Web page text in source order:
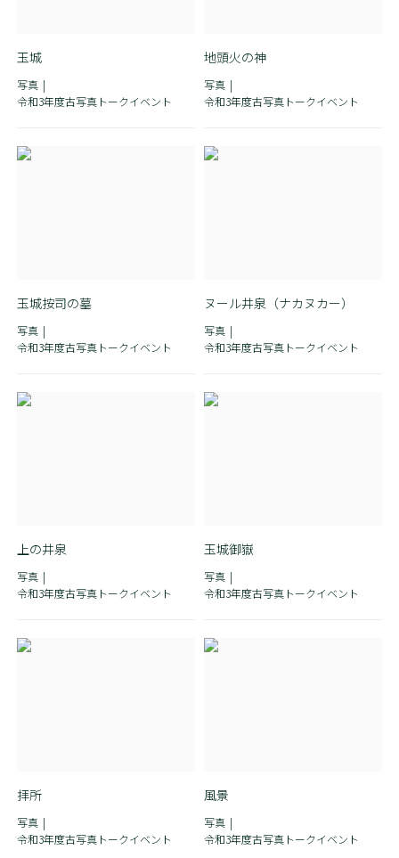
玉城
写真
令和3年度古写真トークイベント
地頭火の神
写真
令和3年度古写真トークイベント
玉城按司の墓
写真
令和3年度古写真トークイベント
ヌール井泉（ナカヌカー）
写真
令和3年度古写真トークイベント
上の井泉
写真
令和3年度古写真トークイベント
玉城御嶽
写真
令和3年度古写真トークイベント
拝所
写真
令和3年度古写真トークイベント
風景
写真
令和3年度古写真トークイベント